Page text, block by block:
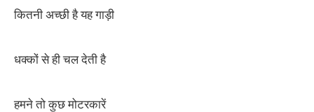
कितनी अच्छी है यह गाड़ी
धक्कों से ही चल देती है
हमने तो कुछ मोटरकारें